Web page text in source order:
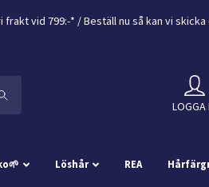
frakt vid 799:-* / Beställ nu så kan vi
LOGGA
Löshår REA